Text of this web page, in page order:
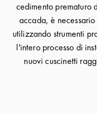
cedimento prematuro
accada, è
utilizzando strumenti
l'intero processo di
nuovi cuscinetti